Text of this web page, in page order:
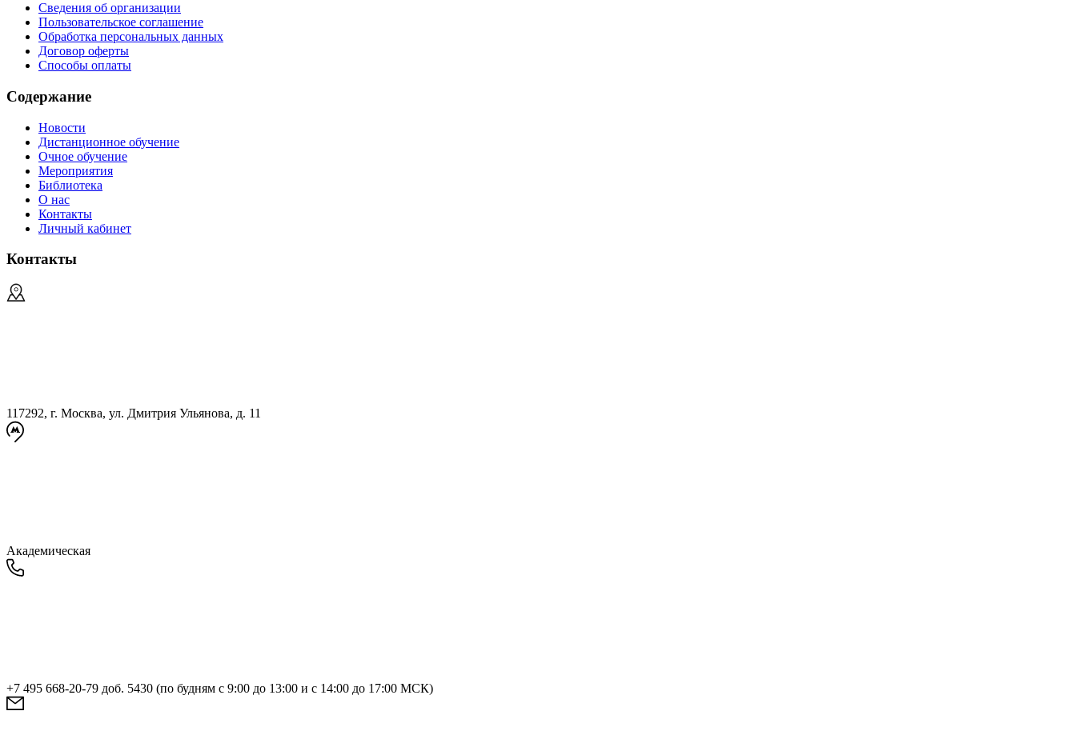
Сведения об организации
Пользовательское соглашение
Обработка персональных данных
Договор оферты
Способы оплаты
Содержание
Новости
Дистанционное обучение
Очное обучение
Мероприятия
Библиотека
О нас
Контакты
Личный кабинет
Контакты
117292, г. Москва, ул. Дмитрия Ульянова, д. 11
Академическая
+7 495 668-20-79 доб. 5430 (по будням с 9:00 до 13:00 и с 14:00 до 17:00 МСК)